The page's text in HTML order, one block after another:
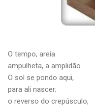
O tempo, areia
ampulheta, a amplidão.
O sol se pondo aqui,
para ali nascer;
o reverso do crepúsculo,